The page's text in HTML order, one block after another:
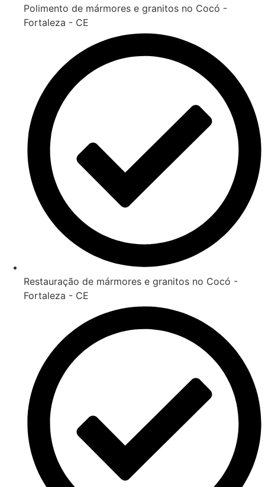
Polimento de mármores e granitos no Cocó -
Fortaleza - CE
Restauração de mármores e granitos no Cocó -
Fortaleza - CE